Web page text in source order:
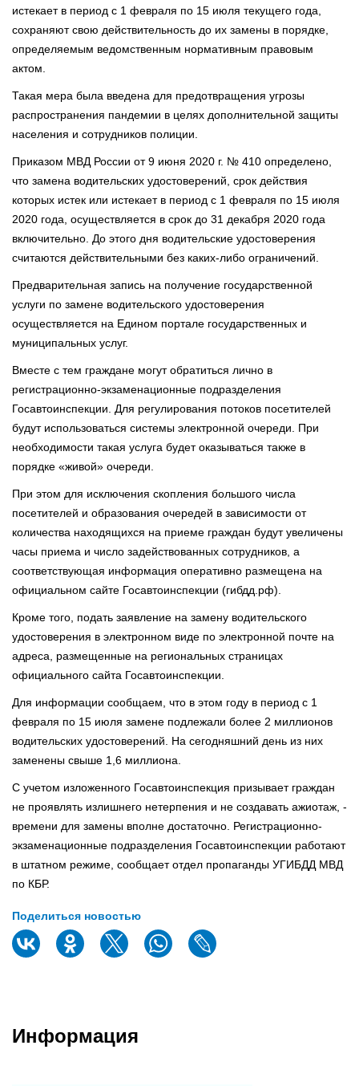
истекает в период с 1 февраля по 15 июля текущего года,
сохраняют свою действительность до их замены в порядке,
определяемым ведомственным нормативным правовым
актом.
Такая мера была введена для предотвращения угрозы
распространения пандемии в целях дополнительной защиты
населения и сотрудников полиции.
Приказом МВД России от 9 июня 2020 г. № 410 определено,
что замена водительских удостоверений, срок действия
которых истек или истекает в период с 1 февраля по 15 июля
2020 года, осуществляется в срок до 31 декабря 2020 года
включительно. До этого дня водительские удостоверения
считаются действительными без каких-либо ограничений.
Предварительная запись на получение государственной
услуги по замене водительского удостоверения
осуществляется на Едином портале государственных и
муниципальных услуг.
Вместе с тем граждане могут обратиться лично в
регистрационно-экзаменационные подразделения
Госавтоинспекции. Для регулирования потоков посетителей
будут использоваться системы электронной очереди. При
необходимости такая услуга будет оказываться также в
порядке «живой» очереди.
При этом для исключения скопления большого числа
посетителей и образования очередей в зависимости от
количества находящихся на приеме граждан будут увеличены
часы приема и число задействованных сотрудников, а
соответствующая информация оперативно размещена на
официальном сайте Госавтоинспекции (гибдд.рф).
Кроме того, подать заявление на замену водительского
удостоверения в электронном виде по электронной почте на
адреса, размещенные на региональных страницах
официального сайта Госавтоинспекции.
Для информации сообщаем, что в этом году в период с 1
февраля по 15 июля замене подлежали более 2 миллионов
водительских удостоверений. На сегодняшний день из них
заменены свыше 1,6 миллиона.
С учетом изложенного Госавтоинспекция призывает граждан
не проявлять излишнего нетерпения и не создавать ажиотаж, -
времени для замены вполне достаточно. Регистрационно-
экзаменационные подразделения Госавтоинспекции работают
в штатном режиме, сообщает отдел пропаганды УГИБДД МВД
по КБР.
Поделиться новостью
Информация